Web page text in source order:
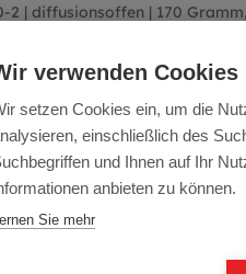
2 | diffusionsoffen | 170
verwenden Cookies
setzen Cookies ein, um die
einschließlich des
und Ihnen auf Ihr
anbieten zu können.
Sie mehr